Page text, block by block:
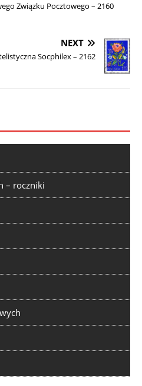
Związku Pocztowego – 2160
NEXT
Socphilex – 2162
– roczniki